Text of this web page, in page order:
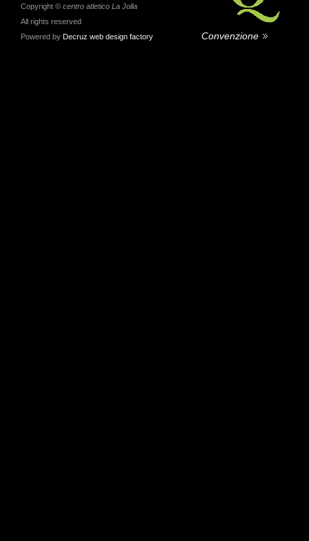
Copyright © centro atletico La Jolla
All rights reserved
Powered by Decruz web design factory Convenzione